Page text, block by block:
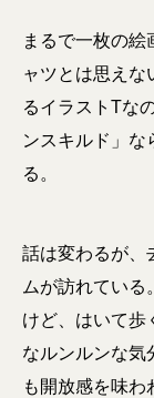
まるで一枚の
ャツとは思えな
るイラストTな
ンスキルド」な
る。
話は変わるが、
ムが訪れてい
けど、はいて歩
なルンルンな気
も開放感を味